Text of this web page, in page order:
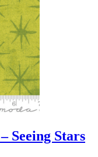
Seeing Stars